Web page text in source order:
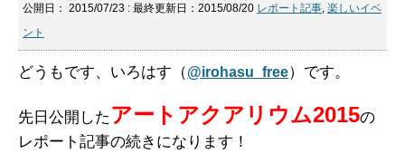
公開日： 2015/07/23 : 最終更新日：2015/08/20 レポート記事, 楽しいイベ
ント
どうもです、いろはす（@irohasu_free）です。
先日公開した アートアクアリウム2015の
レポート記事の続きになります！